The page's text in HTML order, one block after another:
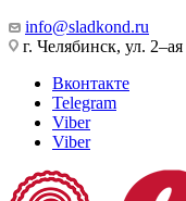
info@sladkond.ru
г. Челябинск, ул.
Вконтакте
Telegram
Viber
Viber